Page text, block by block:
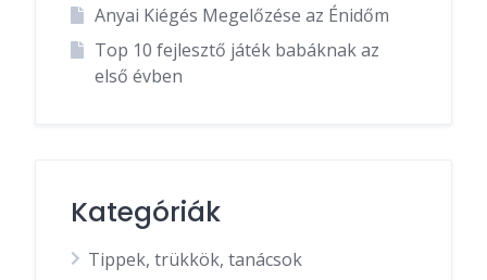
Anyai Kiégés Megelőzése az Énidőm
Top 10 fejlesztő játék babáknak az
első évben
Kategóriák
Tippek, trükkök, tanácsok